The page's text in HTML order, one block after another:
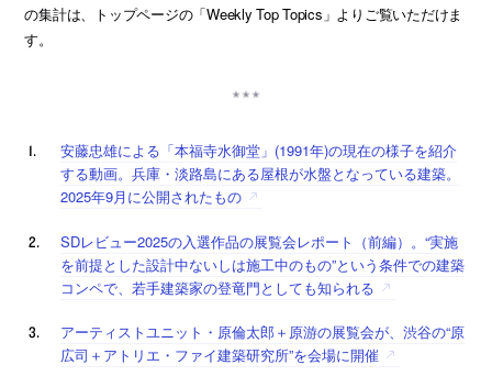
の集計は、トップページの「Weekly Top Topics」よりご覧いただけま
す。
安藤忠雄による「本福寺水御堂」(1991年)の現在の様子を紹介
する動画。兵庫・淡路島にある屋根が水盤となっている建築。
2025年9月に公開されたもの
SDレビュー2025の入選作品の展覧会レポート（前編）。“実施
を前提とした設計中ないしは施工中のもの”という条件での建築
コンペで、若手建築家の登竜門としても知られる
アーティストユニット・原倫太郎＋原游の展覧会が、渋谷の“原
広司＋アトリエ・ファイ建築研究所”を会場に開催